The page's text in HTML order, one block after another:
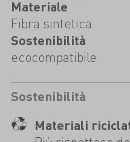
Materiale
Fibra sintetica
Sostenibilità
ecocompatibile
Sostenibilità
Materiali